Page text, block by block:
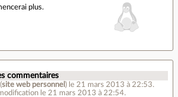
plus.
commentaires
(site web personnel ) le 21 mars 2013 à 22:53.
le 21 mars 2013 à 22:54.